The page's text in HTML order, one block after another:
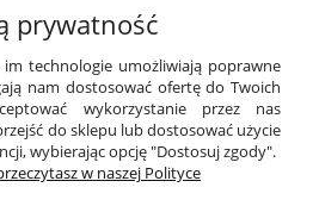
POMOC
KONTO
I DOSTAWA
prywatność
technologie umożliwiają poprawne
nam dostosować ofertę do Twoich
wykorzystanie przez nas
do sklepu lub dostosować użycie
wybierając opcję "Dostosuj zgody".
w naszej Polityce